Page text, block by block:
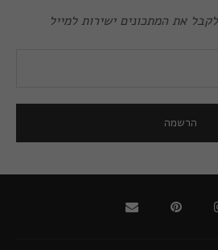
את המתכונים ישירות למייל